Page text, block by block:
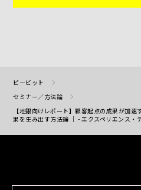
ビービット
セミナー／方法論
【地銀向けレポート】顧客起点の成果が加
果を生み出す方法論 ｜ - エクスペリエンス・